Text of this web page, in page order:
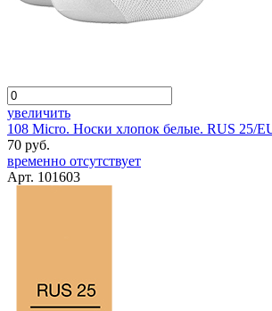
увеличить
108 Micro. Носки хлопок белые. RUS 25/
70 руб.
временно отсутствует
Арт. 101603